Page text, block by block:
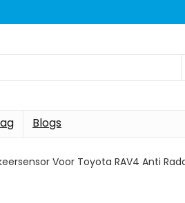
Blogs
Voor Toyota RAV4 Anti